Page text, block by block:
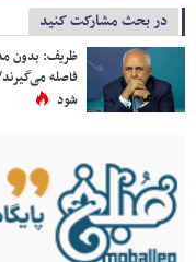
در بحث مشارکت کنید
ظریف: بدون
فاصله
شود